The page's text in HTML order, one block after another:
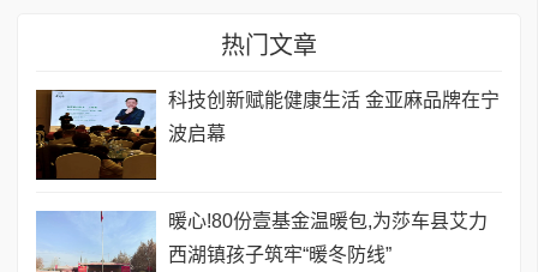
热门文章
科技创新赋能健康生活 金亚麻品牌在宁
波启幕
暖心!80份壹基金温暖包,为莎车县艾力
西湖镇孩子筑牢“暖冬防线”